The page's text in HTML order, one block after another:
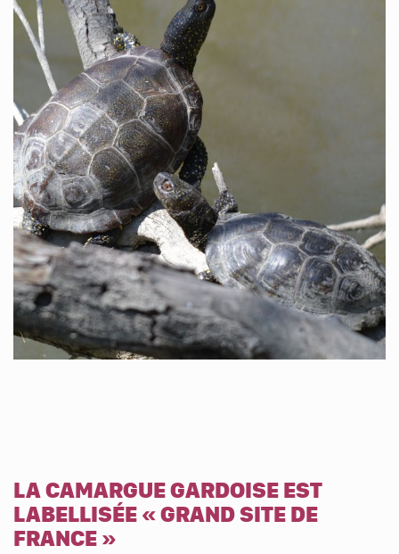
LA CAMARGUE GARDOISE EST
LABELLISÉE « GRAND SITE DE
FRANCE »